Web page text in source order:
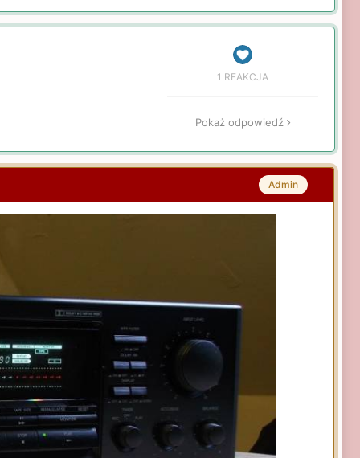
1 REAKCJA
Pokaż odpowiedź
Admin